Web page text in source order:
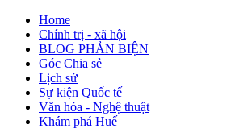
Home
Chính trị - xã hội
BLOG PHẢN BIỆN
Góc Chia sẻ
Lịch sử
Sự kiện Quốc tế
Văn hóa - Nghệ thuật
Khám phá Huế